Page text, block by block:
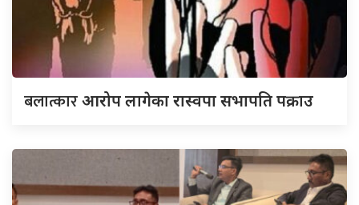
बलात्कारआरोप लागेका रास्वपा सभापति पक्राउ